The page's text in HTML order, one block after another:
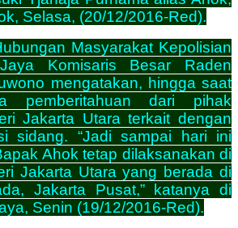
Selasa, (20/12/2016-Red).
Masyarakat Kepolisian
Komisaris Besar Raden
mengatakan, hingga saat
pemberitahuan dari pihak
Jakarta Utara terkait dengan
sidang. “Jadi sampai hari ini
Ahok tetap dilaksanakan di
Jakarta Utara yang berada di
Jakarta Pusat,” katanya di
Senin (19/12/2016-Red).